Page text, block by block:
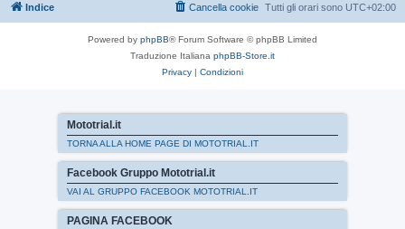
Indice Tutti gli orari sono UTC+02:00
Cancella cookie
Powered by phpBB® Forum Software © phpBB Limited
Traduzione Italiana phpBB-Store.it
Privacy | Condizioni
Mototrial.it
TORNA ALLA HOME PAGE DI MOTOTRIAL.IT
Facebook Gruppo Mototrial.it
VAI AL GRUPPO FACEBOOK MOTOTRIAL.IT
PAGINA FACEBOOK